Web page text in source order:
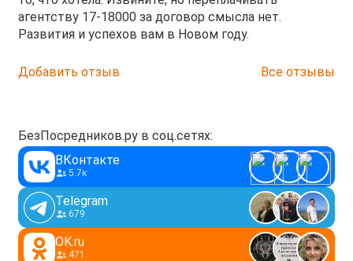
агентству 17-18000 за договор смысла нет.
Развития и успехов вам в Новом году.
Добавить отзыв Все отзывы
БезПосредников.ру в соц.сетях:
ВКонтакте
5.7к
Telegram
679
OK.ru
471